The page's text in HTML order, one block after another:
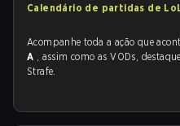
Calendário de partidas de
Acompanhe toda a ação que
A , assim como as VODs,
Strafe.